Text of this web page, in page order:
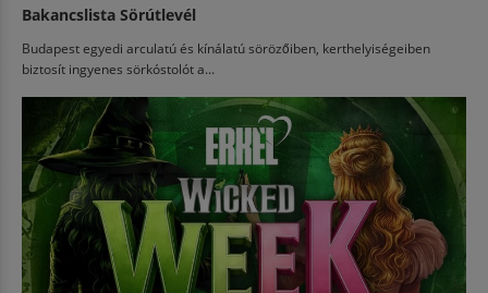
Bakancslista Sörútlevél
Budapest egyedi arculatú és kínálatú sörözőiben, kerthelyiségeiben
biztosít ingyenes sörkóstolót a...